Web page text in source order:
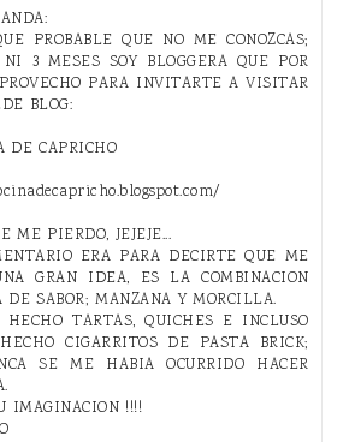
PROBABLE QUE NO ME CONOZCAS;
3 MESES SOY BLOGGERA QUE POR
PARA INVITARTE A VISITAR
BLOG:
DE CAPRICHO
ME PIERDO, JEJEJE...
ERA PARA DECIRTE QUE ME
GRAN IDEA, ES LA COMBINACION
DE SABOR; MANZANA Y MORCILLA.
TARTAS, QUICHES E INCLUSO
CIGARRITOS DE PASTA BRICK;
SE ME HABIA OCURRIDO HACER
IMAGINACION !!!!